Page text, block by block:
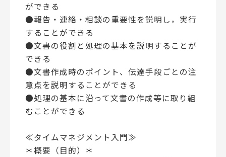
ができる
●報告・連絡・相談の重要性を説明し，実行
することができる
●文書の役割と処理の基本を説明することが
できる
●文書作成時のポイント、伝達手段ごとの注
意点を説明することができる
●処理の基本に沿って文書の作成等に取り組
むことができる
≪タイムマネジメント入門≫
＊概要（目的）＊